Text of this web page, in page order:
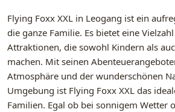
Flying Foxx XXL in Leogang ist ein
die ganze Familie. Es bietet eine
Attraktionen, die sowohl Kindern als
machen. Mit seinen
Atmosphäre und der wunderschönen
Umgebung ist Flying Foxx XXL das
Familien. Egal ob bei sonnigem Wetter